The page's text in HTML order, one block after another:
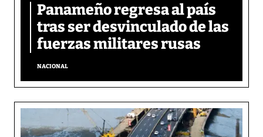
Panameño regresa al país
tras ser desvinculado de las
fuerzas militares rusas
NACIONAL